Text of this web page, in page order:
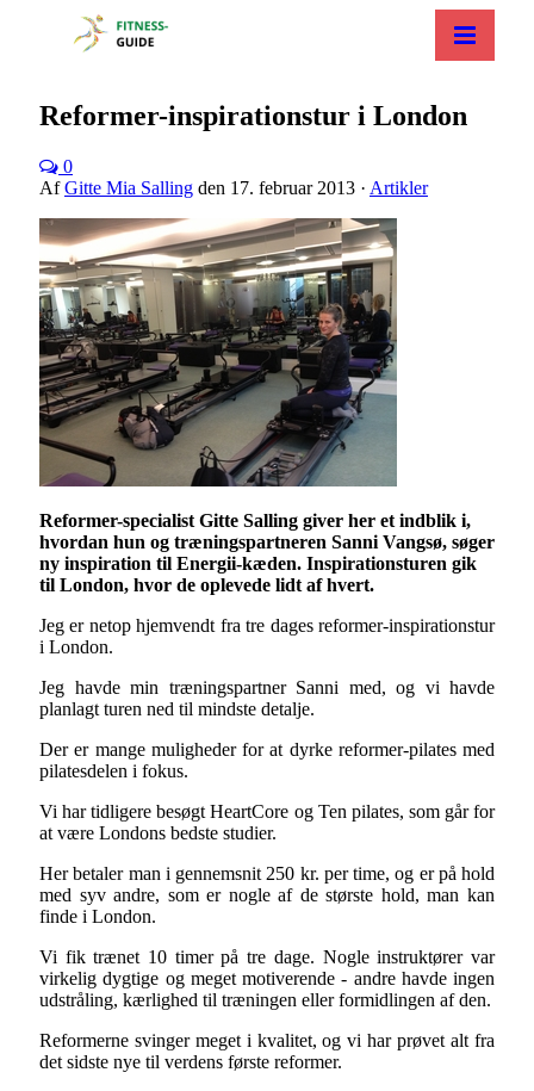
Reformer-inspirationstur i London
0
AfGitte Mia Salling den 17. februar 2013 · Artikler
Reformer-specialist Gitte Salling giver her et indblik i,
hvordan hun og træningspartneren Sanni Vangsø, søger
ny inspiration til Energii-kæden. Inspirationsturen gik
til London, hvor de oplevede lidt af hvert.
Jeg er netop hjemvendt fra tre dages reformer-inspirationstur
i London.
Jeg havde min træningspartner Sanni med, og vi havde
planlagt turen ned til mindste detalje.
Der er mange muligheder for at dyrke reformer-pilates med
pilatesdelen i fokus.
Vi har tidligere besøgt HeartCore og Ten pilates, som går for
at være Londons bedste studier.
Her betaler man i gennemsnit 250 kr. per time, og er på hold
med syv andre, som er nogle af de største hold, man kan
finde i London.
Vi fik trænet 10 timer på tre dage. Nogle instruktører var
virkelig dygtige og meget motiverende - andre havde ingen
udstråling, kærlighed til træningen eller formidlingen af den.
Reformerne svinger meget i kvalitet, og vi har prøvet alt fra
det sidste nye til verdens første reformer.